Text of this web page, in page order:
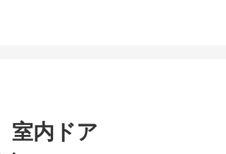
室内ドア